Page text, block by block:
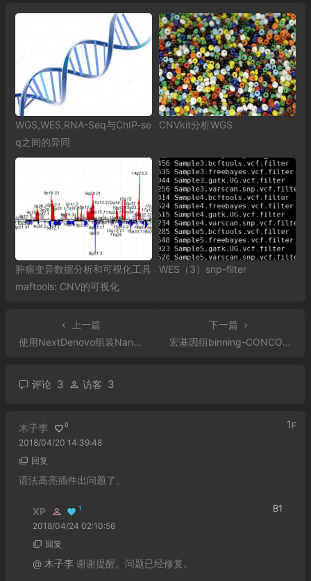
WGS,WES,RNA-Seq与ChIP-se
q之间的异同
CNVkit分析WGS
肿瘤变异数据分析和可视化工具
maftools: CNV的可视化
WES（3）snp-filter
上一篇
使用NextDenovo组装Nanopore数据
下一篇
宏基因组binning-CONCOCT
评论 3 访客 3
木子李 0
2018/04/20 14:39:48
1 F
回复
语法高亮插件出问题了。
XP 1
2018/04/24 02:10:56
B1
回复
@ 木子李 谢谢提醒。问题已经修复。